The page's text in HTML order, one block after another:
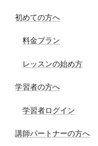
初めての方へ
料金プラン
レッスンの始め方
学習者の方へ
学習者ログイン
講師パートナーの方へ